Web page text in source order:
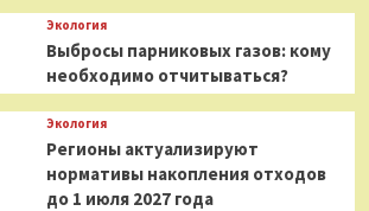
Экология
Выбросы парниковых газов: кому
необходимо отчитываться?
Экология
Регионы актуализируют
нормативы накопления отходов
до 1 июля 2027 года